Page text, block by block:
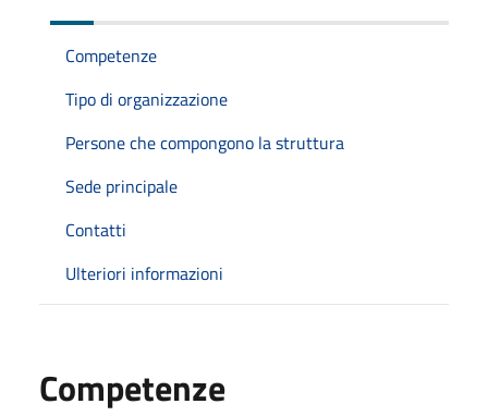
Competenze
Tipo di organizzazione
Persone che compongono la struttura
Sede principale
Contatti
Ulteriori informazioni
Competenze